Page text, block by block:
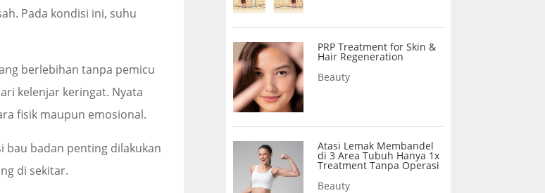
Pada kondisi ini, suhu
berlebihan tanpa pemicu
kelenjar keringat. Nyata
fisik maupun emosional.
bau badan penting dilakukan
di sekitar.
PRP Treatment for Skin &
Hair Regeneration
Beauty
Atasi Lemak Membandel
di 3 Area Tubuh Hanya 1x
Treatment Tanpa Operasi
Beauty